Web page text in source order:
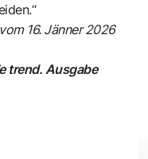
16. Jänner 2026
trend. Ausgabe